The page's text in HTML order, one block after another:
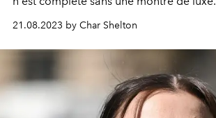
21.08.2023 by Char Shelton